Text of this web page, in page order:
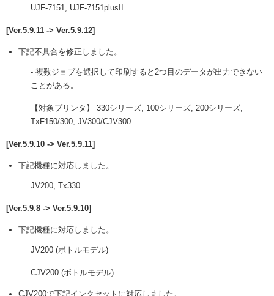
UJF-7151, UJF-7151plusII
[Ver.5.9.11 -> Ver.5.9.12]
下記不具合を修正しました。
- 複数ジョブを選択して印刷すると2つ目のデータが出力できない
ことがある。
【対象プリンタ】 330シリーズ, 100シリーズ, 200シリーズ,
TxF150/300, JV300/CJV300
[Ver.5.9.10 -> Ver.5.9.11]
下記機種に対応しました。
JV200, Tx330
[Ver.5.9.8 -> Ver.5.9.10]
下記機種に対応しました。
JV200 (ボトルモデル)
CJV200 (ボトルモデル)
CJV200で下記インクセットに対応しました。